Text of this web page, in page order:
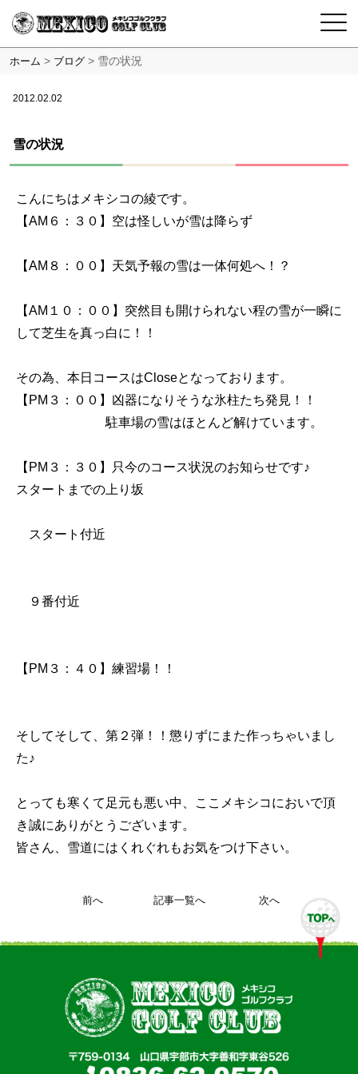
ホーム > ブログ > 雪の状況
2012.02.02
雪の状況
こんにちはメキシコの綾です。
【AM６：３０】空は怪しいが雪は降らず
【AM８：００】天気予報の雪は一体何処へ！？
【AM１０：００】突然目も開けられない程の雪が一瞬に
して芝生を真っ白に！！
その為、本日コースはCloseとなっております。
【PM３：００】凶器になりそうな氷柱たち発見！！
駐車場の雪はほとんど解けています。
【PM３：３０】只今のコース状況のお知らせです♪
スタートまでの上り坂
スタート付近
９番付近
【PM３：４０】練習場！！
そしてそして、第２弾！！懲りずにまた作っちゃいまし
た♪
とっても寒くて足元も悪い中、ここメキシコにおいで頂
き誠にありがとうございます。
皆さん、雪道にはくれぐれもお気をつけ下さい。
前へ 記事一覧へ 次へ